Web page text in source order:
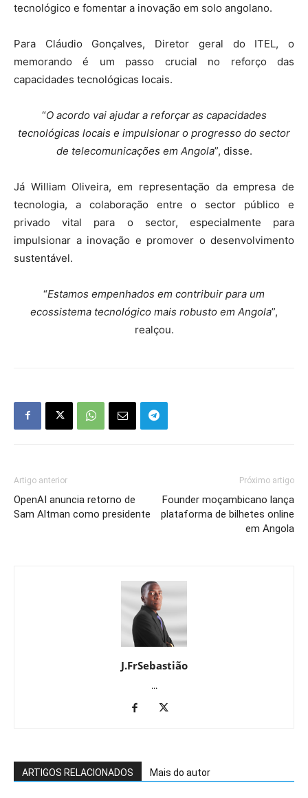
tecnológico e fomentar a inovação em solo angolano.
Para Cláudio Gonçalves, Diretor geral do ITEL, o
memorando é um passo crucial no reforço das
capacidades tecnológicas locais.
“O acordo vai ajudar a reforçar as capacidades
tecnológicas locais e impulsionar o progresso do sector
de telecomunicações em Angola”, disse.
Já William Oliveira, em representação da empresa de
tecnologia, a colaboração entre o sector público e
privado vital para o sector, especialmente para
impulsionar a inovação e promover o desenvolvimento
sustentável.
“Estamos empenhados em contribuir para um
ecossistema tecnológico mais robusto em Angola”,
realçou.
Artigo anterior
OpenAI anuncia retorno de
Sam Altman como presidente
Próximo artigo
Founder moçambicano lança
plataforma de bilhetes online
em Angola
J.FrSebastião
...
ARTIGOS RELACIONADOS Mais do autor